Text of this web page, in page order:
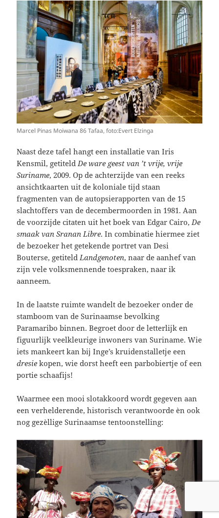
Marcel Pinas Moiwana 86 Tafaa, foto:Evert Elzinga
Naast deze tafel hangt een installatie van Iris
Kensmil, getiteldDe ware geest van ’t vrije, vrije
Suriname, 2009. Op de achterzijde van een reeks
ansichtkaarten uit de koloniale tijd staan
fragmenten van de autopsierapporten van de 15
slachtoffers van de decembermoorden in 1981. Aan
de voorzijde citaten uit het boek van Edgar Cairo,De
smaak van Sranan Libre. In combinatie hiermee ziet
de bezoeker het getekende portret van Desi
Bouterse, getiteldLandgenoten, naar de aanhef van
zijn vele volksmennende toespraken, naar ik
aanneem.
In de laatste ruimte wandelt de bezoeker onder de
stamboom van de Surinaamse bevolking
Paramaribo binnen. Begroet door de letterlijk en
figuurlijk veelkleurige inwoners van Suriname. Wie
iets mankeert kan bij Inge’s kruidenstalletje een
dresie kopen, wie dorst heeft een parbobiertje of een
portie schaafijs!
Waarmee een mooi slotakkoord wordt gegeven aan
een verhelderende, historisch verantwoorde èn ook
nog gezèllige Surinaamse tentoonstelling: